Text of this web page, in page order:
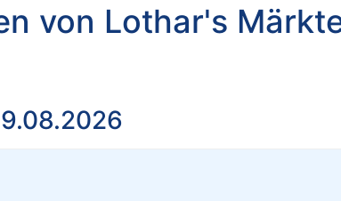
von Lothar's